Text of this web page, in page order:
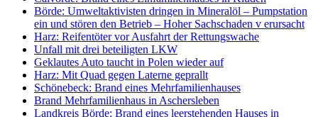
Börde: Umweltaktivisten dringen in Mineralöl – Pumpstation
ein und stören den Betrieb – Hoher Sachschaden v erursacht
Harz: Reifentöter vor Ausfahrt der Rettungswache
Unfall mit drei beteiligten LKW
Geklautes Auto taucht in Polen wieder auf
Harz: Mit Quad gegen Laterne geprallt
Schönebeck: Brand eines Mehrfamilienhauses
Brand Mehrfamilienhaus in Aschersleben
Landkreis Börde: Brand eines leerstehenden Hauses in